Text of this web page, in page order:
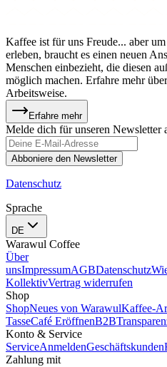
Kaffee ist für uns Freude... aber
erleben, braucht es einen neuen
Menschen einbezieht, die diesen
möglich machen. Erfahre mehr
Arbeitsweise.
Erfahre mehr
Melde dich für unseren Newsletter
Abboniere den Newsletter
Datenschutz
Sprache
DE
Warawul Coffee
Über
unsImpressumAGBDatenschutz
KollektivVertrag widerrufen
Shop
ShopNeues von WarawulKaffee-
TasseCafé EröffnenB2B
Konto & Service
ServiceAnmeldenGeschäftskunden
Zahlung mit